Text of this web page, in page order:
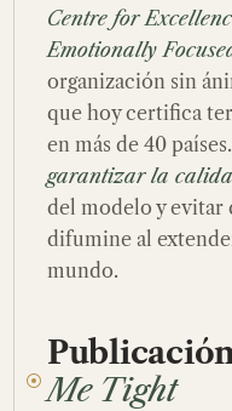
Centre for
Emotionally
organización sin
que hoy certifica
en más de 40
garantizar la
del modelo y evitar
difumine al
mundo.
Me Tight